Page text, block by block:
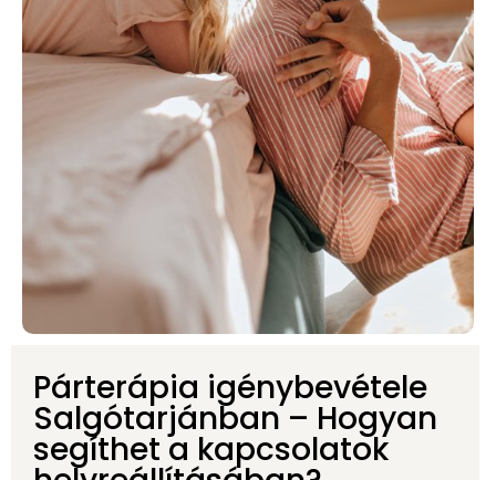
Párterápia igénybevétele
Salgótarjánban – Hogyan
segíthet a kapcsolatok